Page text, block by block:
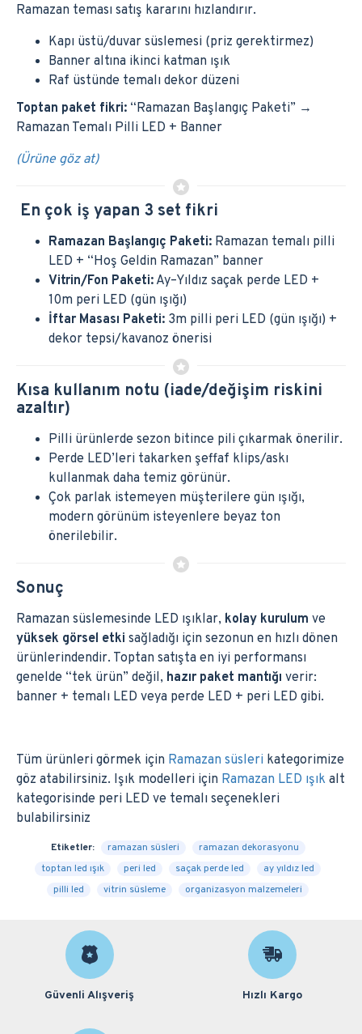
Ramazan teması satış kararını hızlandırır.
Kapı üstü/duvar süslemesi (priz gerektirmez)
Banner altına ikinci katman ışık
Raf üstünde temalı dekor düzeni
Toptan paket fikri: “Ramazan Başlangıç Paketi” →
Ramazan Temalı Pilli LED + Banner
(Ürüne göz at)
En çok iş yapan 3 set fikri
Ramazan Başlangıç Paketi: Ramazan temalı pilli
LED + “Hoş Geldin Ramazan” banner
Vitrin/Fon Paketi: Ay–Yıldız saçak perde LED +
10m peri LED (gün ışığı)
İftar Masası Paketi: 3m pilli peri LED (gün ışığı) +
dekor tepsi/kavanoz önerisi
Kısa kullanım notu (iade/değişim riskini
azaltır)
Pilli ürünlerde sezon bitince pili çıkarmak önerilir.
Perde LED’leri takarken şeffaf klips/askı
kullanmak daha temiz görünür.
Çok parlak istemeyen müşterilere gün ışığı,
modern görünüm isteyenlere beyaz ton
önerilebilir.
Sonuç
Ramazan süslemesinde LED ışıklar, kolay kurulum ve
yüksek görsel etki sağladığı için sezonun en hızlı dönen
ürünlerindendir. Toptan satışta en iyi performansı
genelde “tek ürün” değil, hazır paket mantığı verir:
banner + temalı LED veya perde LED + peri LED gibi.
Tüm ürünleri görmek için Ramazan süsleri kategorimize
göz atabilirsiniz. Işık modelleri için Ramazan LED ışık alt
kategorisinde peri LED ve temalı seçenekleri
bulabilirsiniz
Etiketler: ramazan süsleri
ramazan dekorasyonu
toptan led ışık
peri led saçak perde led
ay yıldız led
pilli led
vitrin süsleme organizasyon malzemeleri
Güvenli Alışveriş Hızlı Kargo